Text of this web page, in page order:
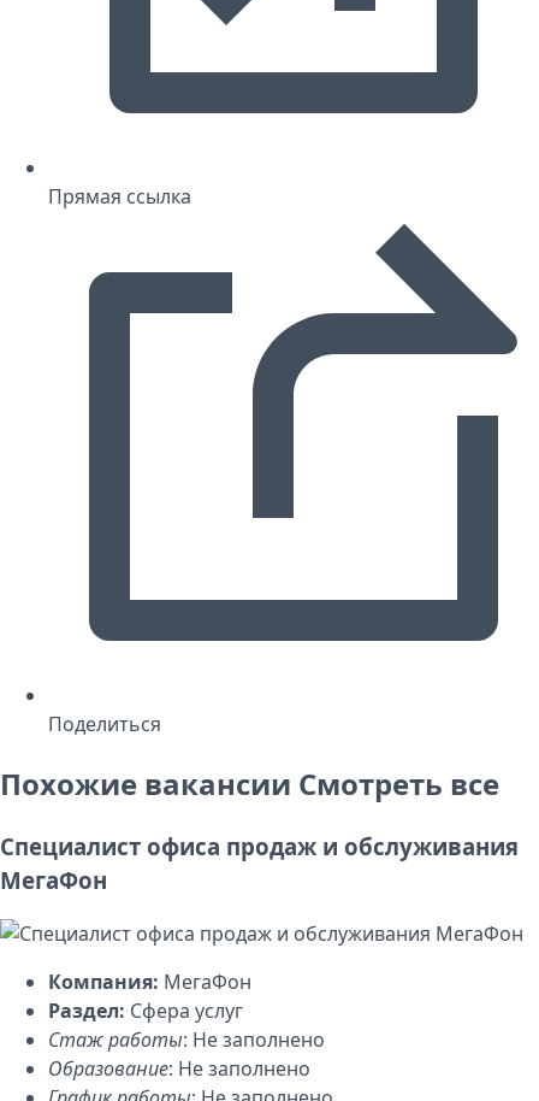
Прямая ссылка
Поделиться
Похожие вакансии Смотреть все
Специалист офиса продаж и обслуживания
МегаФон
Компания: МегаФон
Раздел: Сфера услуг
Стаж работы: Не заполнено
Образование: Не заполнено